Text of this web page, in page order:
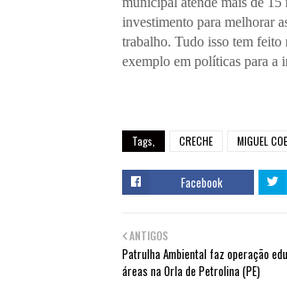
investimento para melhorar
trabalho. Tudo isso tem
exemplo em políticas para a
Tags, CRECHE MIGUEL
Facebook
ANTIGOS
Patrulha Ambiental faz operação
áreas na Orla de Petrolina (PE)